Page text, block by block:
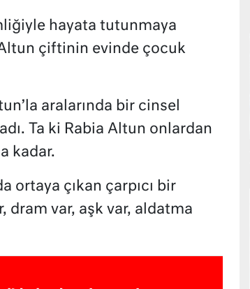
hayata tutunmaya
Altun çiftinin evinde çocuk
aralarında bir cinsel
Ta ki Rabia Altun onlardan
kadar.
ortaya çıkan çarpıcı bir
dram var, aşk var, aldatma